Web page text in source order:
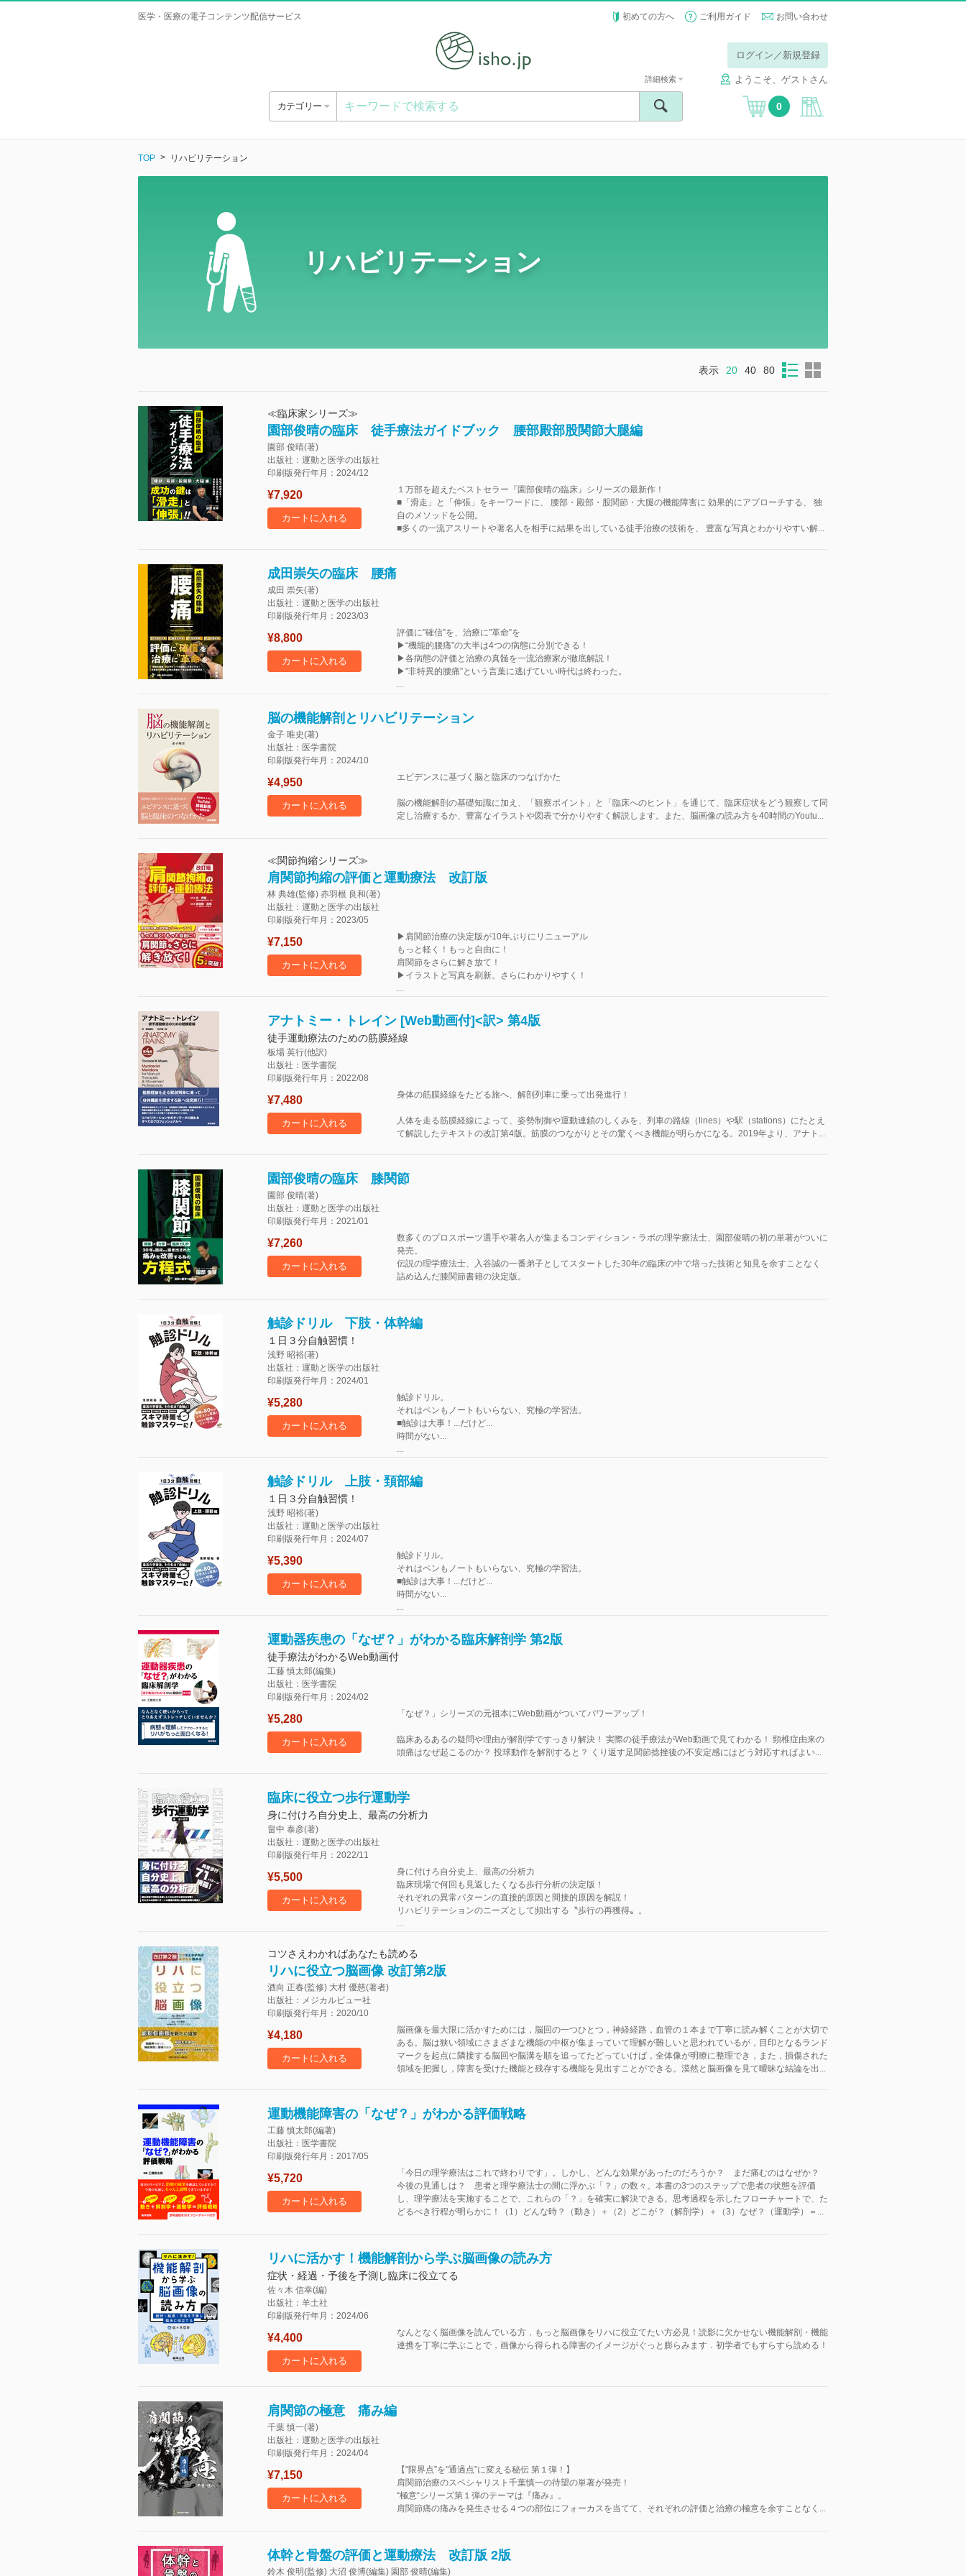
医学・医療の電子コンテンツ配信サービス 初めての方へ ご利用ガイド お問い合わせ
ログイン／新規登録
ようこそ、ゲストさん
カテゴリー
詳細検索
0
TOP リハビリテーション
リハビリテーション
表示 20 40 80
≪臨床家シリーズ≫
園部俊晴の臨床 徒手療法ガイドブック 腰部殿部股関節大腿編
園部 俊晴(著)
出版社：運動と医学の出版社
印刷版発行年月：2024/12
¥7,920
カートに入れる
１万部を超えたベストセラー『園部俊晴の臨床』シリーズの最新作！
■「滑走」と「伸張」をキーワードに、 腰部・殿部・股関節・大腿の機能障害に 効果的にアプローチする、 独
自のメソッドを公開。
■多くの一流アスリートや著名人を相手に結果を出している徒手治療の技術を、 豊富な写真とわかりやすい解...
成田崇矢の臨床 腰痛
成田 崇矢(著)
出版社：運動と医学の出版社
印刷版発行年月：2023/03
¥8,800
カートに入れる
評価に"確信”を、治療に"革命”を
▶“機能的腰痛”の大半は4つの病態に分別できる！
▶各病態の評価と治療の真髄を一流治療家が徹底解説！
▶"非特異的腰痛”という言葉に逃げていい時代は終わった。
...
脳の機能解剖とリハビリテーション
金子 唯史(著)
出版社：医学書院
印刷版発行年月：2024/10
¥4,950
カートに入れる
エビデンスに基づく脳と臨床のつなげかた
脳の機能解剖の基礎知識に加え、「観察ポイント」と「臨床へのヒント」を通じて、臨床症状をどう観察して同
定し治療するか、豊富なイラストや図表で分かりやすく解説します。また、脳画像の読み方を40時間のYoutu...
≪関節拘縮シリーズ≫
肩関節拘縮の評価と運動療法 改訂版
林 典雄(監修) 赤羽根 良和(著)
出版社：運動と医学の出版社
印刷版発行年月：2023/05
¥7,150
カートに入れる
▶肩関節治療の決定版が10年ぶりにリニューアル
もっと軽く！もっと自由に！
肩関節をさらに解き放て！
▶イラストと写真を刷新。さらにわかりやすく！
...
アナトミー・トレイン [Web動画付]<訳> 第4版
徒手運動療法のための筋膜経線
板場 英行(他訳)
出版社：医学書院
印刷版発行年月：2022/08
¥7,480
カートに入れる
身体の筋膜経線をたどる旅へ、解剖列車に乗って出発進行！
人体を走る筋膜経線によって、姿勢制御や運動連鎖のしくみを、列車の路線（lines）や駅（stations）にたとえ
て解説したテキストの改訂第4版。筋膜のつながりとその驚くべき機能が明らかになる。2019年より、アナト...
園部俊晴の臨床 膝関節
園部 俊晴(著)
出版社：運動と医学の出版社
印刷版発行年月：2021/01
¥7,260
カートに入れる
数多くのプロスポーツ選手や著名人が集まるコンディション・ラボの理学療法士、園部俊晴の初の単著がついに
発売。
伝説の理学療法士、入谷誠の一番弟子としてスタートした30年の臨床の中で培った技術と知見を余すことなく
詰め込んだ膝関節書籍の決定版。
触診ドリル 下肢・体幹編
１日３分自触習慣！
浅野 昭裕(著)
出版社：運動と医学の出版社
印刷版発行年月：2024/01
¥5,280
カートに入れる
触診ドリル。
それはペンもノートもいらない、究極の学習法。
■触診は大事！...だけど...
時間がない...
...
触診ドリル 上肢・頚部編
１日３分自触習慣！
浅野 昭裕(著)
出版社：運動と医学の出版社
印刷版発行年月：2024/07
¥5,390
カートに入れる
触診ドリル。
それはペンもノートもいらない、究極の学習法。
■触診は大事！...だけど...
時間がない...
...
運動器疾患の「なぜ？」がわかる臨床解剖学 第2版
徒手療法がわかるWeb動画付
工藤 慎太郎(編集)
出版社：医学書院
印刷版発行年月：2024/02
¥5,280
カートに入れる
「なぜ？」シリーズの元祖本にWeb動画がついてパワーアップ！
臨床あるあるの疑問や理由が解剖学ですっきり解決！ 実際の徒手療法がWeb動画で見てわかる！ 頸椎症由来の
頭痛はなぜ起こるのか？ 投球動作を解剖すると？ くり返す足関節捻挫後の不安定感にはどう対応すればよい...
臨床に役立つ歩行運動学
身に付けろ自分史上、最高の分析力
畠中 泰彦(著)
出版社：運動と医学の出版社
印刷版発行年月：2022/11
¥5,500
カートに入れる
身に付けろ自分史上、最高の分析力
臨床現場で何回も見返したくなる歩行分析の決定版！
それぞれの異常パターンの直接的原因と間接的原因を解説！
リハビリテーションのニーズとして頻出する〝歩行の再獲得〟。
...
コツさえわかればあなたも読める
リハに役立つ脳画像 改訂第2版
酒向 正春(監修) 大村 優慈(著者)
出版社：メジカルビュー社
印刷版発行年月：2020/10
¥4,180
カートに入れる
脳画像を最大限に活かすためには，脳回の一つひとつ，神経経路，血管の１本まで丁寧に読み解くことが大切で
ある。脳は狭い領域にさまざまな機能の中枢が集まっていて理解が難しいと思われているが，目印となるランド
マークを起点に隣接する脳回や脳溝を順を追ってたどっていけば，全体像が明瞭に整理でき，また，損傷された
領域を把握し，障害を受けた機能と残存する機能を見出すことができる。漠然と脳画像を見て曖昧な結論を出...
運動機能障害の「なぜ？」がわかる評価戦略
工藤 慎太郎(編著)
出版社：医学書院
印刷版発行年月：2017/05
¥5,720
カートに入れる
「今日の理学療法はこれで終わりです」。しかし、どんな効果があったのだろうか？ まだ痛むのはなぜか？
今後の見通しは？ 患者と理学療法士の間に浮かぶ「？」の数々。本書の3つのステップで患者の状態を評価
し、理学療法を実施することで、これらの「？」を確実に解決できる。思考過程を示したフローチャートで、た
どるべき行程が明らかに！（1）どんな時？（動き）＋（2）どこが？（解剖学）＋（3）なぜ？（運動学）＝...
リハに活かす！機能解剖から学ぶ脳画像の読み方
症状・経過・予後を予測し臨床に役立てる
佐々木 信幸(編)
出版社：羊土社
印刷版発行年月：2024/06
¥4,400
カートに入れる
なんとなく脳画像を読んでいる方，もっと脳画像をリハに役立てたい方必見！読影に欠かせない機能解剖・機能
連携を丁寧に学ぶことで，画像から得られる障害のイメージがぐっと膨らみます．初学者でもすらすら読める！
肩関節の極意 痛み編
千葉 慎一(著)
出版社：運動と医学の出版社
印刷版発行年月：2024/04
¥7,150
カートに入れる
【"限界点”を"通過点”に変える秘伝 第１弾！】
肩関節治療のスペシャリスト千葉慎一の待望の単著が発売！
“極意“シリーズ第１弾のテーマは『痛み』。
肩関節痛の痛みを発生させる４つの部位にフォーカスを当てて、それぞれの評価と治療の極意を余すことなく...
体幹と骨盤の評価と運動療法 改訂版 2版
鈴木 俊明(監修) 大沼 俊博(編集) 園部 俊晴(編集)